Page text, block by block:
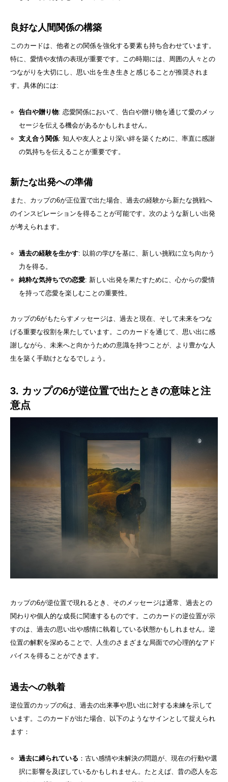
良好な人間関係の構築
このカードは、他者との関係を強化する要素も持ち合わせています。
特に、愛情や友情の表現が重要です。この時期には、周囲の人々との
つながりを大切にし、思い出を生き生きと感じることが推奨されま
す。具体的には:
告白や贈り物: 恋愛関係において、告白や贈り物を通じて愛のメッ
セージを伝える機会があるかもしれません。
支え合う関係: 知人や友人とより深い絆を築くために、率直に感謝
の気持ちを伝えることが重要です。
新たな出発への準備
また、カップの6が正位置で出た場合、過去の経験から新たな挑戦へ
のインスピレーションを得ることが可能です。次のような新しい出発
が考えられます。
過去の経験を生かす: 以前の学びを基に、新しい挑戦に立ち向かう
力を得る。
純粋な気持ちでの恋愛: 新しい出発を果たすために、心からの愛情
を持って恋愛を楽しむことの重要性。
カップの6がもたらすメッセージは、過去と現在、そして未来をつな
げる重要な役割を果たしています。このカードを通じて、思い出に感
謝しながら、未来へと向かうための意識を持つことが、より豊かな人
生を築く手助けとなるでしょう。
3. カップの6が逆位置で出たときの意味と注
意点
カップの6が逆位置で現れるとき、そのメッセージは通常、過去との
関わりや個人的な成長に関連するものです。このカードの逆位置が示
すのは、過去の思い出や感情に執着している状態かもしれません。逆
位置の解釈を深めることで、人生のさまざまな局面での心理的なアド
バイスを得ることができます。
過去への執着
逆位置のカップの6は、過去の出来事や思い出に対する未練を示して
います。このカードが出た場合、以下のようなサインとして捉えられ
ます：
過去に縛られている ：古い感情や未解決の問題が、現在の行動や選
択に影響を及ぼしているかもしれません。たとえば、昔の恋人を忘